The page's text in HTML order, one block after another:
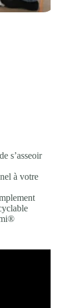
s’asseoir
à votre